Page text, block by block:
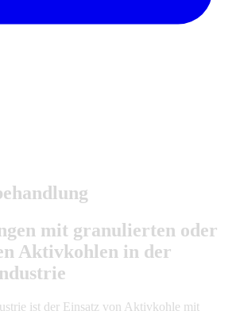
mit granulierten oder
Aktivkohlen in der
ist der Einsatz von Aktivkohle mit